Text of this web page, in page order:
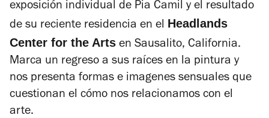
exposición individual de Pia Camil y el resultado
de su reciente residencia en el Headlands
Center for the Arts en Sausalito, California.
Marca un regreso a sus raíces en la pintura y
nos presenta formas e imagenes sensuales que
cuestionan el cómo nos relacionamos con el
arte.